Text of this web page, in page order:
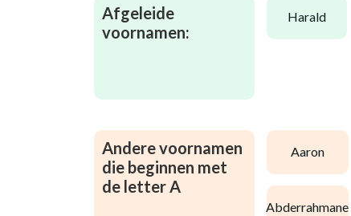
Afgeleide
voornamen:
harald
Andere voornamen
die beginnen met
de letter A
aaron
abderrahmane